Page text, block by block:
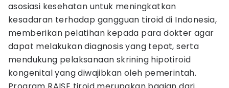
asosiasi kesehatan untuk meningkatkan
kesadaran terhadap gangguan tiroid di Indonesia,
memberikan pelatihan kepada para dokter agar
dapat melakukan diagnosis yang tepat, serta
mendukung pelaksanaan skrining hipotiroid
kongenital yang diwajibkan oleh pemerintah.